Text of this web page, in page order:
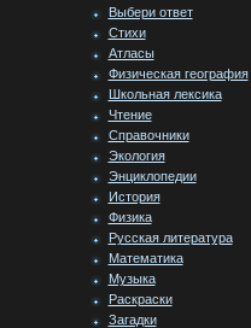
Выбери ответ
Стихи
Атласы
Физическая география
Школьная лексика
Чтение
Справочники
Экология
Энциклопедии
История
Физика
Русская литература
Математика
Музыка
Раскраски
Загадки